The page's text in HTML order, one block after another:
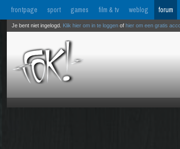
frontpage sport games film & tv weblog forum
Je bent niet ingelogd. Klik hier om in te loggen of hier om een gratis